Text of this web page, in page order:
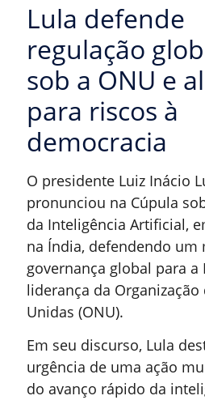
Lula defende
regulação
sob a ONU e
para riscos à
democracia
O presidente Luiz Inácio
pronunciou na Cúpula
da Inteligência Artificial,
na Índia, defendendo um
governança global para a
liderança da Organização
Unidas (ONU).
Em seu discurso, Lula
urgência de uma ação
do avanço rápido da